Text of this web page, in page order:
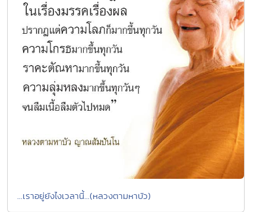
...เราอยู่ยังไงเวลานี้...(หลวงตามหาบัว)